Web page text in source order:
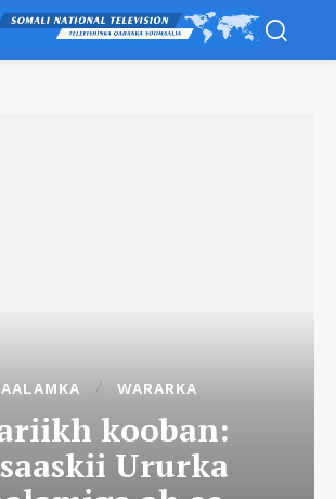
WARARKA
kooban:
Ururka